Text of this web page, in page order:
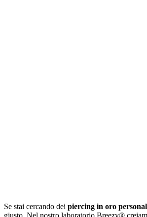
Se stai cercando dei piercing in oro
giusto. Nel nostro laboratorio Breezy®